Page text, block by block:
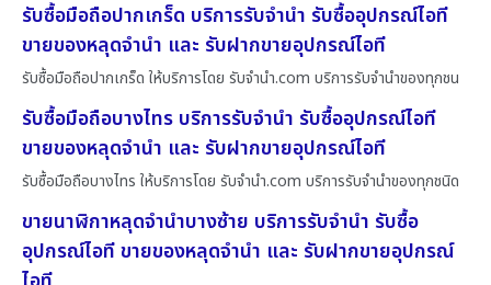
รับซื้อมือถือปากเกร็ด บริการรับจำนำ รับซื้ออุปกรณ์ไอที
ขายของหลุดจำนำ และ รับฝากขายอุปกรณ์ไอที
รับซื้อมือถือปากเกร็ด ให้บริการโดย รับจํานํา.com บริการรับจำนำของทุกชน
รับซื้อมือถือบางไทร บริการรับจำนำ รับซื้ออุปกรณ์ไอที
ขายของหลุดจำนำ และ รับฝากขายอุปกรณ์ไอที
รับซื้อมือถือบางไทร ให้บริการโดย รับจํานํา.com บริการรับจำนำของทุกชนิด
ขายนาฬิกาหลุดจำนำบางซ้าย บริการรับจำนำ รับซื้อ
อุปกรณ์ไอที ขายของหลุดจำนำ และ รับฝากขายอุปกรณ์